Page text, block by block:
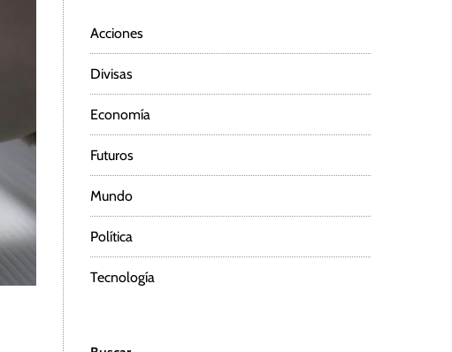
Acciones
Divisas
Economía
Futuros
Mundo
Política
Tecnología